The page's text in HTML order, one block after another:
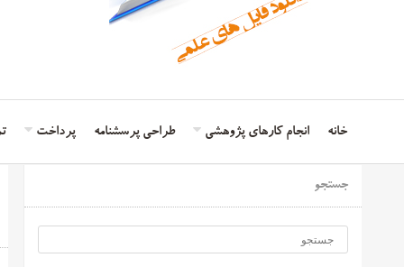
خانه انجام کارهای پژوهشی طراحی پرسشنامه پرداخت
جستجو